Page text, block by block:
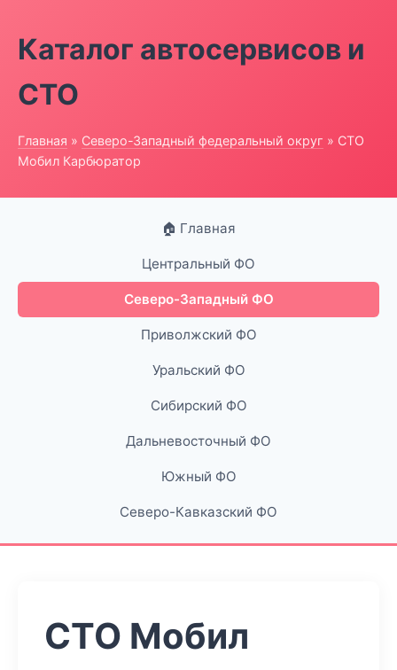
Каталог автосервисов и
СТО
Главная » Северо-Западный федеральный округ » СТО
Мобил Карбюратор
🏠 Главная
Центральный ФО
Северо-Западный ФО
Приволжский ФО
Уральский ФО
Сибирский ФО
Дальневосточный ФО
Южный ФО
Северо-Кавказский ФО
СТО Мобил